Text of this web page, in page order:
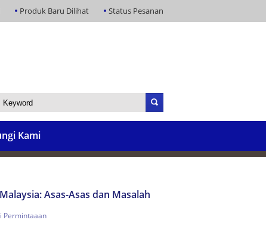
Produk Baru Dilihat Status Pesanan
Kami
Asas-Asas dan Masalah
Permintaaan